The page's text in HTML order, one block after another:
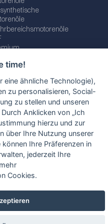
time!
eine ähnliche Technologie),
zu personalisieren, Social-
zu stellen und unseren
Anklicken von „Ich
hierzu und zur
über Ihre Nutzung unserer
Ihre Präferenzen in
jederzeit Ihre
Cookies.
für
AGB
Standortauswahl